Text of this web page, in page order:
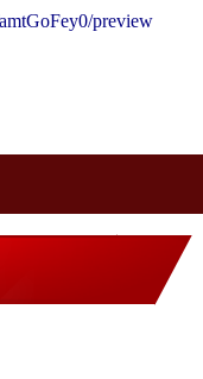
preview